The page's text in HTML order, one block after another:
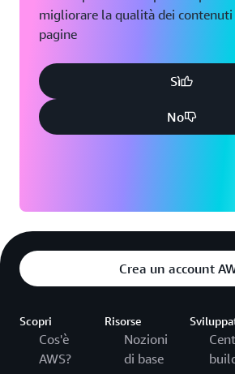
Minneapolis, Minnesota
Nashville, Tennessee
migliorare la qualità dei
pagine
Sì
No
Crea un account
Scopri
Cos'è
AWS?
Risorse
Nozioni
di base